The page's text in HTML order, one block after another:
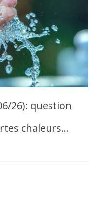
26): question
chaleurs…